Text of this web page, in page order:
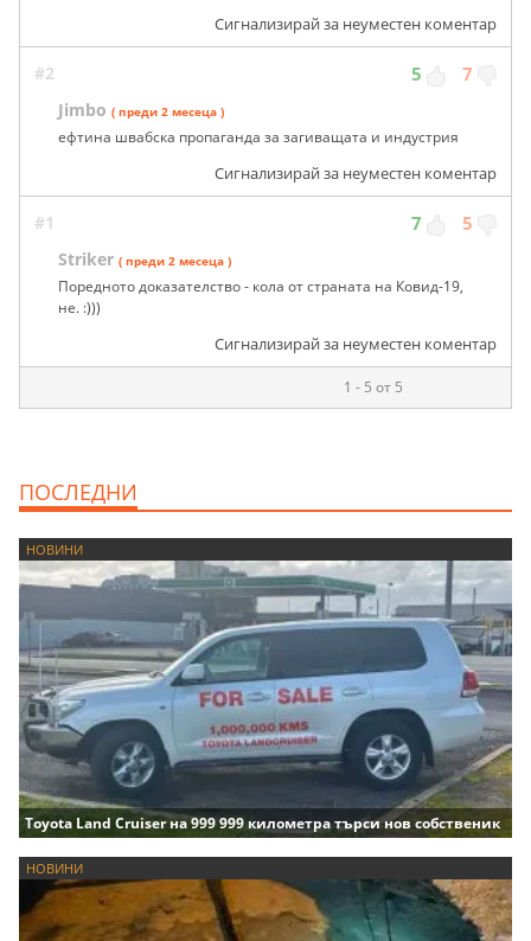
Сигнализирай за неуместен коментар
#2 5 7
Jimbo ( преди 2 месеца )
ефтина швабска пропаганда за загиващата и индустрия
Сигнализирай за неуместен коментар
#1 7 5
Striker ( преди 2 месеца )
Поредното доказателство - кола от страната на Ковид-19,
не. :)))
Сигнализирай за неуместен коментар
1 - 5 от 5
ПОСЛЕДНИ
НОВИНИ
Toyota Land Cruiser на 999 999 километра търси нов собственик
НОВИНИ